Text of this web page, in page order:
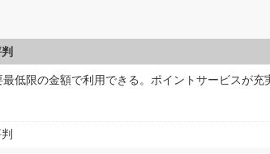
低限の金額で利用できる。ポイントサービスが充